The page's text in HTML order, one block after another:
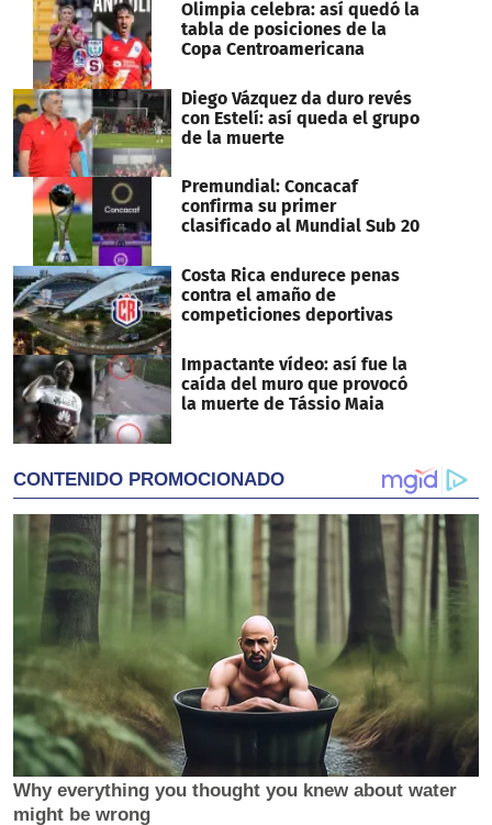
Olimpia celebra: así quedó la
tabla de posiciones de la
Copa Centroamericana
Diego Vázquez da duro revés
con Estelí: así queda el grupo
de la muerte
Premundial: Concacaf
confirma su primer
clasificado al Mundial Sub 20
Costa Rica endurece penas
contra el amaño de
competiciones deportivas
Impactante vídeo: así fue la
caída del muro que provocó
la muerte de Tássio Maia